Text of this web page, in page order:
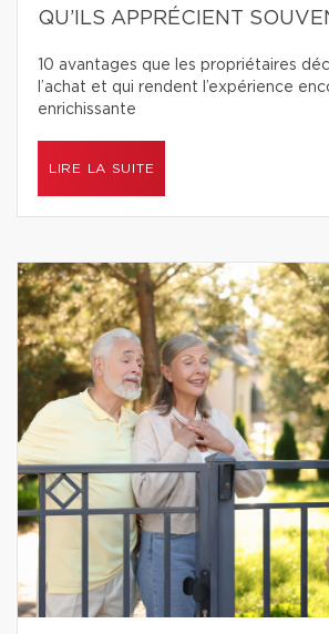
QU’ILS APPRÉCIENT
10 avantages que les propriétaires
l’achat et qui rendent l’expérience
enrichissante
LIRE LA SUITE